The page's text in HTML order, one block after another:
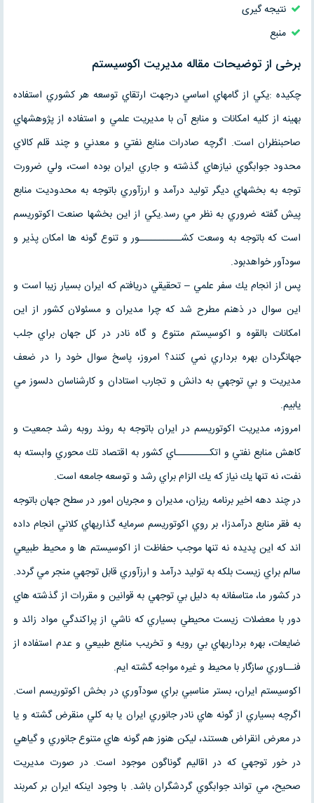
نتیجه گیری
منبع
برخی از توضیحات مقاله مديريت اكوسيستم
چكيده :يكي از گامهاي اساسي درجهت ارتقاي توسعه هر كشوري استفاده
بهينه از كليه امكانات و منابع آن با مديريت علمي و استفاده از پژوهشهاي
صاحبنظران است. اگرچه صادرات منابع نفتي و معدني و چند قلم كالاي
محدود جوابگوي نيازهاي گذشته و جاري ايران بوده است، ولي ضرورت
توجه به بخشهاي ديگر توليد درآمد و ارزآوري باتوجه به محدوديت منابع
پيش گفته ضروري به نظر مي رسد.يكي از اين بخشها صنعت اكوتوريسم
است كه باتوجه به وسعت كشــــــــــور و تنوع گونه ها امكان پذير و
سودآور خواهدبود.
پس از انجام يك سفر علمي – تحقيقي دريافتم كه ايران بسيار زيبا است و
اين سوال در ذهنم مطرح شد كه چرا مديران و مسئولان كشور از اين
امكانات بالقوه و اكوسيستم متنوع و گاه نادر در كل جهان براي جلب
جهانگردان بهره برداري نمي كنند؟ امروز، پاسخ سوال خود را در ضعف
مديريت و بي توجهي به دانش و تجارب استادان و كارشناسان دلسوز مي
يابيم.
امروزه، مديريت اكوتوريسم در ايران باتوجه به روند روبه رشد جمعيت و
كاهش منابع نفتي و اتكــــــــاي كشور به اقتصاد تك محوري وابسته به
نفت، نه تنها يك نياز كه يك الزام براي رشد و توسعه جامعه است.
در چند دهه اخير برنامه ريزان، مديران و مجريان امور در سطح جهان باتوجه
به فقر منابع درآمدزا، بر روي اكوتوريسم سرمايه گذاريهاي كلاني انجام داده
اند كه اين پديده نه تنها موجب حفاظت از اكوسيستم ها و محيط طبيعي
سالم براي زيست بلكه به توليد درآمد و ارزآوري قابل توجهي منجر مي گردد.
در كشور ما، متاسفانه به دليل بي توجهي به قوانين و مقررات از گذشته هاي
دور با معضلات زيست محيطي بسياري كه ناشي از پراكندگي مواد زائد و
ضايعات، بهره برداريهاي بي رويه و تخريب منابع طبيعي و عدم استفاده از
فنــاوري سازگار با محيط و غيره مواجه گشته ايم.
اكوسيستم ايران، بستر مناسبي براي سودآوري در بخش اكوتوريسم است.
اگرچه بسياري از گونه هاي نادر جانوري ايران يا به كلي منقرض گشته و يا
در معرض انقراض هستند، ليكن هنوز هم گونه هاي متنوع جانوري و گياهي
در خور توجهي كه در اقاليم گوناگون موجود است. در صورت مديريت
صحيح، مي تواند جوابگوي گردشگران باشد. با وجود اينكه ايران بر كمربند